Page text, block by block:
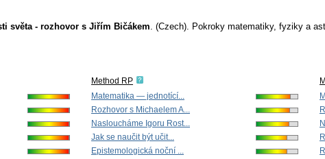
světa - rozhovor s Jiřím Bičákem. (Czech). Pokroky matematiky, fyziky a
Method RP
Matematika — jednotící...
Rozhovor s Michaelem A...
Nasloucháme Igoru Rost...
Jak se naučit být učit...
Epistemologická noční ...